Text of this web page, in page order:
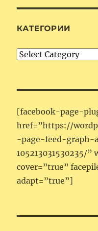
КАТЕГОРИИ
Категории
[facebook-page-
href=”https://
-page-feed-
105213031530235/
cover=”true”
adapt=”true”]